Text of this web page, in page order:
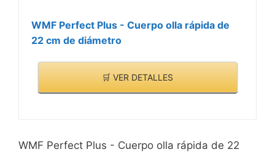
WMF Perfect Plus - Cuerpo olla rápida de
22 cm de diámetro
🛒 VER DETALLES
WMF Perfect Plus - Cuerpo olla rápida de 22